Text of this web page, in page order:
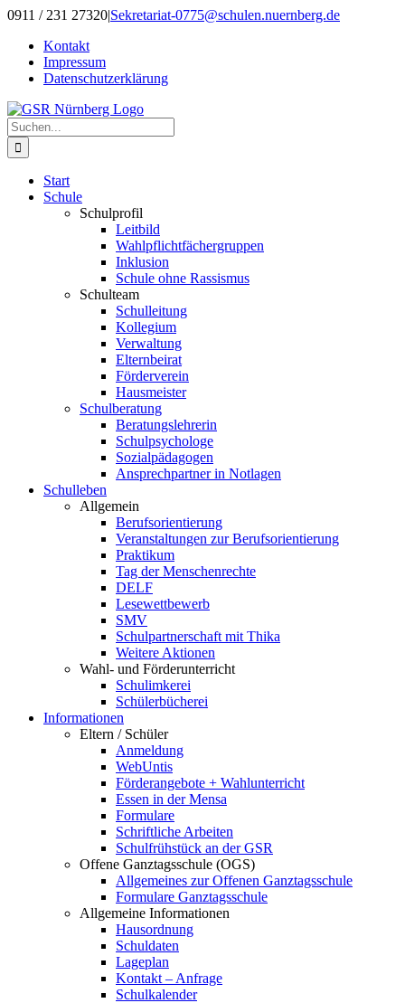
Zum
springen
0911 / 231 27320|Sekretariat-0775@schulen.nuernberg.de
Kontakt
Impressum
Datenschutzerklärung
Suche
nach:
Start
Schule
Schulprofil
Leitbild
Wahlpflichtfächergruppen
Inklusion
Schule ohne Rassismus
Schulteam
Schulleitung
Kollegium
Verwaltung
Elternbeirat
Förderverein
Hausmeister
Schulberatung
Beratungslehrerin
Schulpsychologe
Sozialpädagogen
Ansprechpartner in Notlagen
Schulleben
Allgemein
Berufsorientierung
Veranstaltungen zur Berufsorientierung
Praktikum
Tag der Menschenrechte
DELF
Lesewettbewerb
SMV
Schulpartnerschaft mit Thika
Weitere Aktionen
Wahl- und Förderunterricht
Schulimkerei
Schülerbücherei
Informationen
Eltern / Schüler
Anmeldung
WebUntis
Förderangebote + Wahlunterricht
Essen in der Mensa
Formulare
Schriftliche Arbeiten
Schulfrühstück an der GSR
Offene Ganztagsschule (OGS)
Allgemeines zur Offenen Ganztagsschule
Formulare Ganztagsschule
Allgemeine Informationen
Hausordnung
Schuldaten
Lageplan
Kontakt – Anfrage
Schulkalender